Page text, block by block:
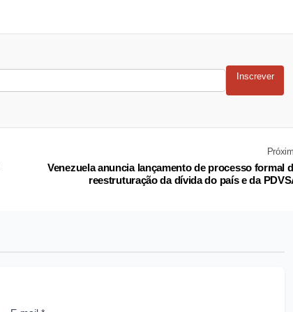
Inscrever
Venezuela anuncia lançamento de processo formal
reestruturação da dívida do país e da